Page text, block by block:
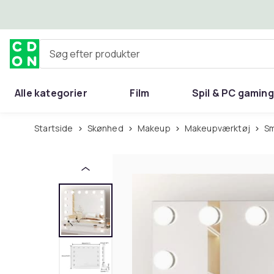
Søg efter produkter
Alle kategorier Film Spil & PC gaming
Hjem & have
Startside Skønhed Makeup Makeupværktøj